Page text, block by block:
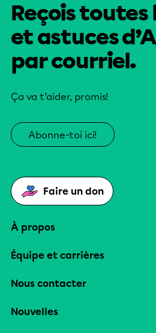
Reçois toutes
et astuces
par courriel.
Ça va t’aider, promis!
Abonne-toi ici!
Faire un don
À propos
Équipe et carrières
Nous contacter
Nouvelles